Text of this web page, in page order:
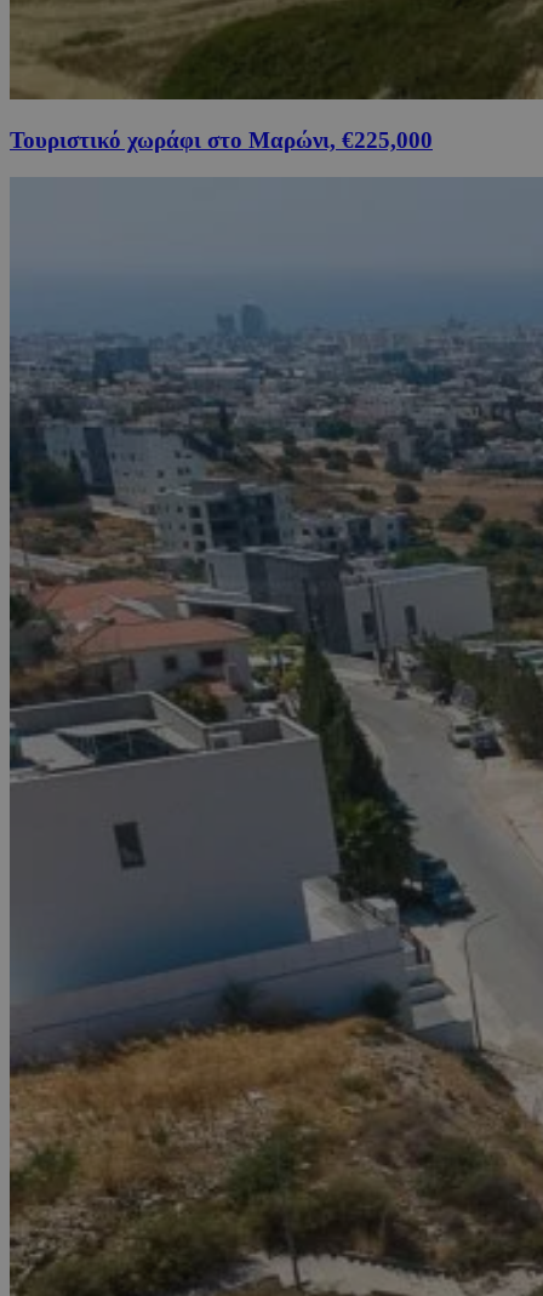
Τουριστικό χωράφι στο Μαρώνι, €225,000